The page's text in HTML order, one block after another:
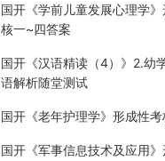
国开《学前儿童发展心理学
核一~四答案
国开《汉语精读（4）》2.幼
语解析随堂测试
国开《老年护理学》形成性
国开《军事信息技术及应用